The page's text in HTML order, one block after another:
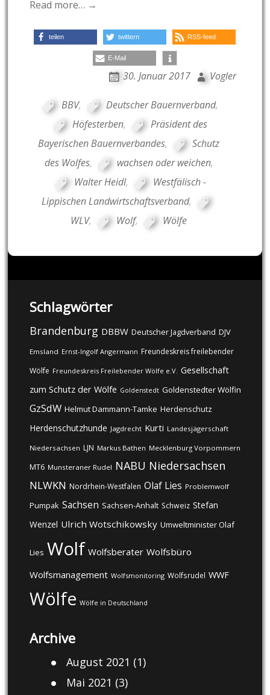
Read more… →
teilen twittern RSS-feed
E-Mail
30. Januar 2017 Vogler
BBV, Deutscher Bauernverband,
Höfesterben,
Präsident des
Bayerischen Bauernverbandes,
Schutz
des Wolfes, wachsen oder weichen,
Walter Heidl,
Westfälisch -
Lippischen Landwirtschaftsverband,
WLV, Wolf, Wölfe
Schlagwörter
Brandenburg DBBW Deutscher Jagdverband DJV
Emsland Ernst-Ingolf Angermann Freundeskreis freilebender
Wölfe Freundeskreis Freilebender Wölfe e.V. Gesellschaft
zum Schutz der Wölfe Goldenstedt Goldenstedter Wölfin
GzSdW Helmut Dammann-Tamke Herdenschutz
Herdenschutzhunde Jagdrecht Kurti Landesjägerschaft
Niedersachsen LJN Markus Bathen Mecklenburg Vorpommern
MT6 Munsteraner Rudel NABU Niedersachsen
NLWKN Nordrhein-Westfalen Olaf Lies Problemwolf
Pumpak Sachsen Sachsen-Anhalt Schweiz Stefan
Wenzel Ulrich Wotschikowsky Umweltminister Olaf
Lies Wolf Wolfsberater Wolfsbüro
Wolfsmanagement Wolfsmonitoring Wolfsrudel WWF
Wölfe Wölfe in Deutschland
Archive
August 2021 (1)
Mai 2021 (3)